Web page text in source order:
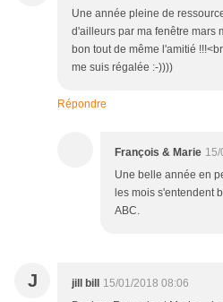
Une année pleine de
d'ailleurs par ma fenêtre mars
bon tout de même l'amitié
me suis régalée :-))))
Répondre
François & Marie
Une belle année en
les mois s'entendent
ABC.
J jill bill
15/01/2018 08:06